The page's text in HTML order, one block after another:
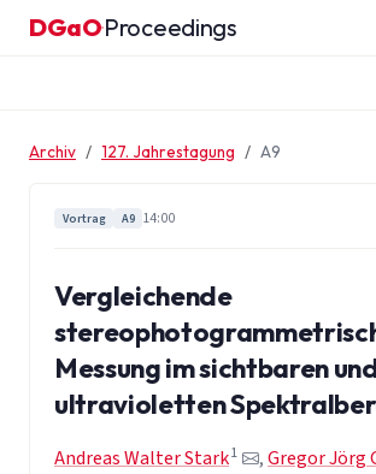
Zum Inhalt springen
DGaO·Proceedings
Archiv 127. Jahrestagung A9
Vortrag A9 14:00
Vergleichende
Messung im sichtbaren
ultravioletten
Andreas Walter Stark1 ,Gregor Jörg